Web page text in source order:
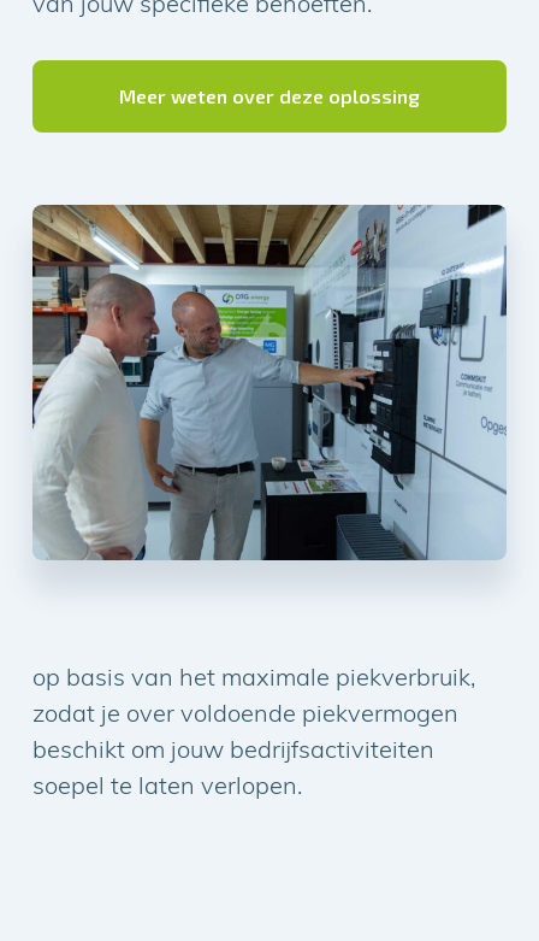
1. Grootgebruiker
aansluiting met laag
piekgebruik (± 70kW)
downgraden
Wij kunnen bedrijven met een
grootgebruikersaansluiting die echter een
laag piekverbruik hebben, ondersteunen
door de aansluiting te downgraden naar
op basis van het maximale piekverbruik,
zodat je over voldoende piekvermogen
beschikt om jouw bedrijfsactiviteiten
soepel te laten verlopen.
van jouw specifieke behoeften.
Meer weten over deze oplossing